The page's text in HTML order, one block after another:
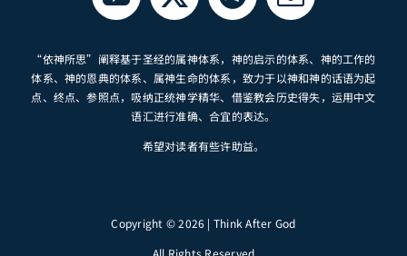
“依神所思”阐释基于圣经的属神体系，神的启示的体系、神的工作的
体系、神的恩典的体系、属神生命的体系，致力于以神和神的话语为起
点、终点、参照点，吸纳正统神学精华、借鉴教会历史得失，运用中文
语汇进行准确、合宜的表达。
希望对读者有些许助益。
Copyright © 2026 | Think After God
All Rights Reserved